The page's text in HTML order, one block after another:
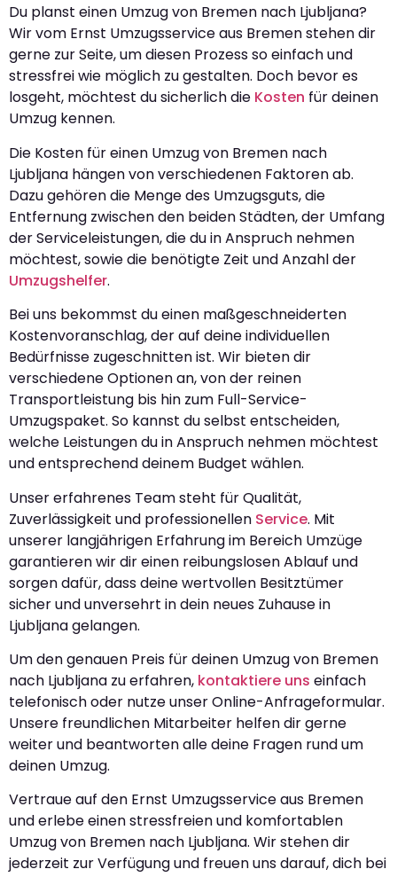
Du planst einen Umzug von Bremen nach Ljubljana?
Wir vom Ernst Umzugsservice aus Bremen stehen dir
gerne zur Seite, um diesen Prozess so einfach und
stressfrei wie möglich zu gestalten. Doch bevor es
losgeht, möchtest du sicherlich die Kosten für deinen
Umzug kennen.
Die Kosten für einen Umzug von Bremen nach
Ljubljana hängen von verschiedenen Faktoren ab.
Dazu gehören die Menge des Umzugsguts, die
Entfernung zwischen den beiden Städten, der Umfang
der Serviceleistungen, die du in Anspruch nehmen
möchtest, sowie die benötigte Zeit und Anzahl der
Umzugshelfer.
Bei uns bekommst du einen maßgeschneiderten
Kostenvoranschlag, der auf deine individuellen
Bedürfnisse zugeschnitten ist. Wir bieten dir
verschiedene Optionen an, von der reinen
Transportleistung bis hin zum Full-Service-
Umzugspaket. So kannst du selbst entscheiden,
welche Leistungen du in Anspruch nehmen möchtest
und entsprechend deinem Budget wählen.
Unser erfahrenes Team steht für Qualität,
Zuverlässigkeit und professionellen Service. Mit
unserer langjährigen Erfahrung im Bereich Umzüge
garantieren wir dir einen reibungslosen Ablauf und
sorgen dafür, dass deine wertvollen Besitztümer
sicher und unversehrt in dein neues Zuhause in
Ljubljana gelangen.
Um den genauen Preis für deinen Umzug von Bremen
nach Ljubljana zu erfahren, kontaktiere uns einfach
telefonisch oder nutze unser Online-Anfrageformular.
Unsere freundlichen Mitarbeiter helfen dir gerne
weiter und beantworten alle deine Fragen rund um
deinen Umzug.
Vertraue auf den Ernst Umzugsservice aus Bremen
und erlebe einen stressfreien und komfortablen
Umzug von Bremen nach Ljubljana. Wir stehen dir
jederzeit zur Verfügung und freuen uns darauf, dich bei